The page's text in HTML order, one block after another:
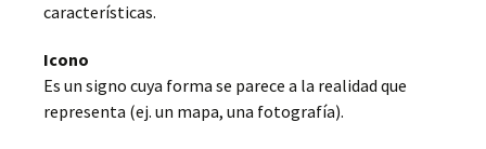
características.
Icono
Es un signo cuya forma se parece a la realidad que
representa (ej. un mapa, una fotografía).